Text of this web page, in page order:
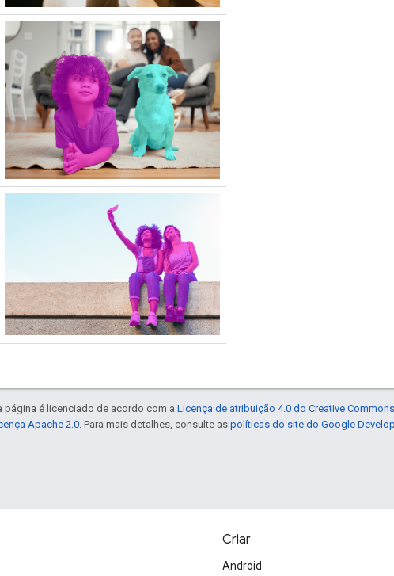
é licenciado de acordo com a Licença de atribuição 4.0 do Creative Commons
Apache 2.0 . Para mais detalhes, consulte as políticas do site do Google
Criar
Android